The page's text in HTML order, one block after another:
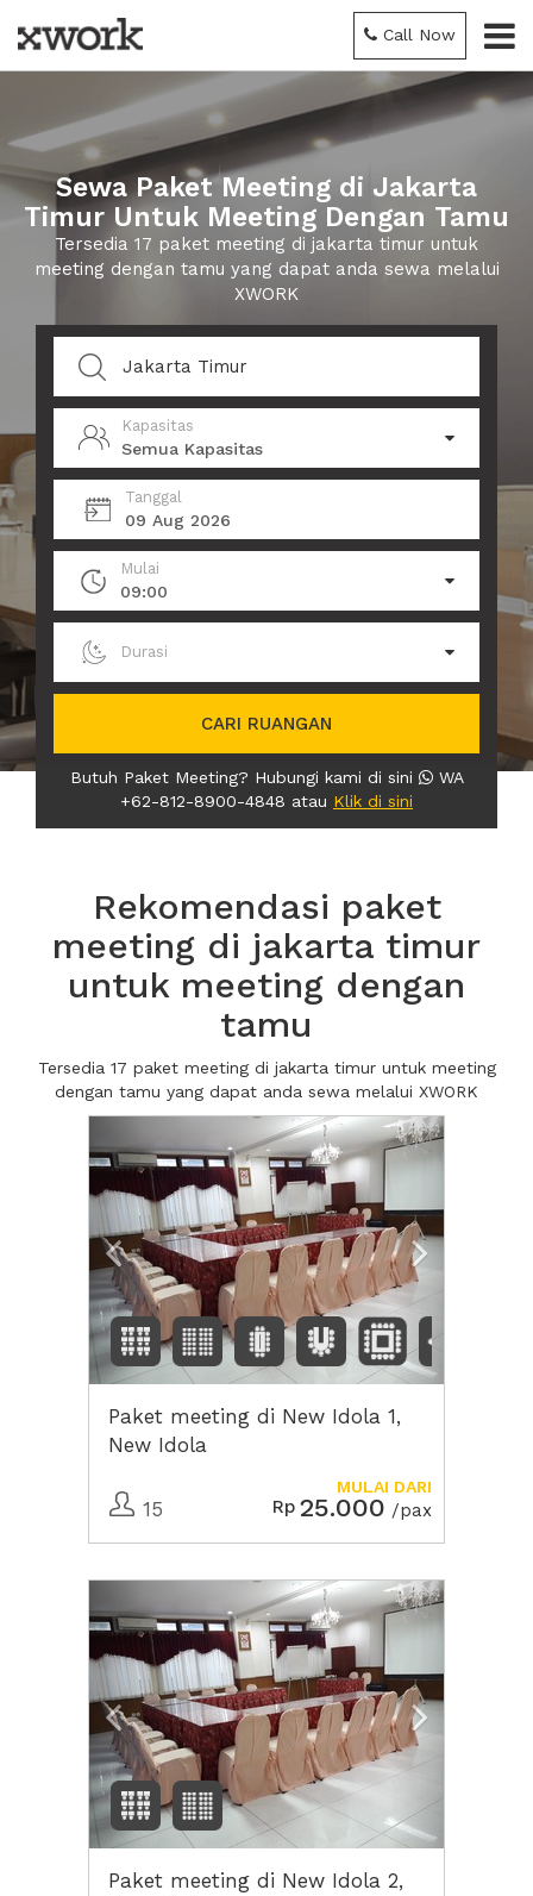
Call Now
Sewa Paket Meeting di Jakarta
Timur Untuk Meeting Dengan Tamu
Tersedia 17 paket meeting di jakarta timur untuk
meeting dengan tamu yang dapat anda sewa melalui
XWORK
Kapasitas
Semua Kapasitas
Tanggal
09 Aug 2026
Mulai
09:00
Durasi
CARI RUANGAN
Butuh Paket Meeting? Hubungi kami di sini
WA
+62-812-8900-4848 atau Klik di sini
Rekomendasi paket
meeting di jakarta timur
untuk meeting dengan
tamu
Tersedia 17 paket meeting di jakarta timur untuk meeting
dengan tamu yang dapat anda sewa melalui XWORK
Next2
Paket meeting di New Idola 1,
New Idola
15 Rp 25.000 /pax
MULAI DARI
Next2
Paket meeting di New Idola 2,